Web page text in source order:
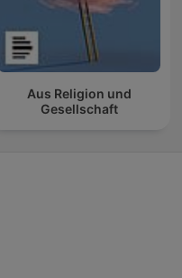
Aus Religion und
Gesellschaft